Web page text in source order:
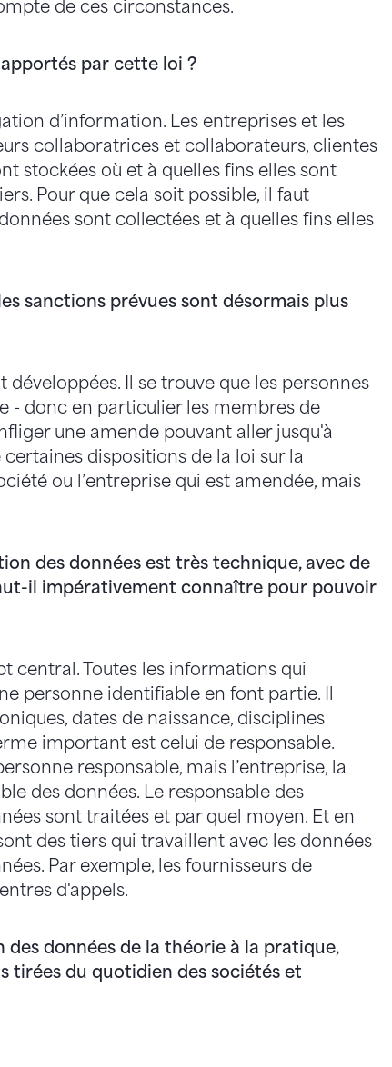
de ces circonstances.
par cette loi ?
d’information. Les entreprises et les
collaboratrices et collaborateurs, clientes
stockées où et à quelles fins elles sont
Pour que cela soit possible, il faut
sont collectées et à quelles fins elles
sanctions prévues sont désormais plus
Il se trouve que les personnes
- donc en particulier les membres de
une amende pouvant aller jusqu'à
dispositions de la loi sur la
ou l’entreprise qui est amendée, mais
des données est très technique, avec de
il impérativement connaître pour pouvoir
central. Toutes les informations qui
personne identifiable en font partie. Il
dates de naissance, disciplines
important est celui de responsable.
responsable, mais l’entreprise, la
des données. Le responsable des
sont traitées et par quel moyen. Et en
des tiers qui travaillent avec les données
Par exemple, les fournisseurs de
d'appels.
données de la théorie à la pratique,
tirées du quotidien des sociétés et